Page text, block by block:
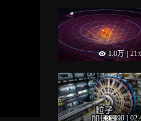
1.0万
490 |